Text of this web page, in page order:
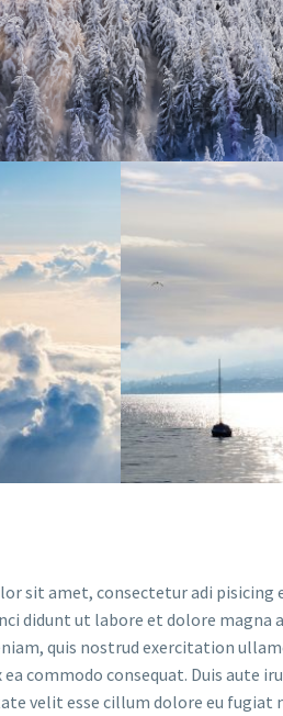
sit amet, consectetur adi pisicing
didunt ut labore et dolore magna
quis nostrud exercitation
ea commodo consequat. Duis aute
velit esse cillum dolore eu fugiat